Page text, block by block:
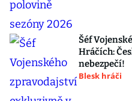
Šéf
Hráčích:
nebezpečí!
Blesk hráči